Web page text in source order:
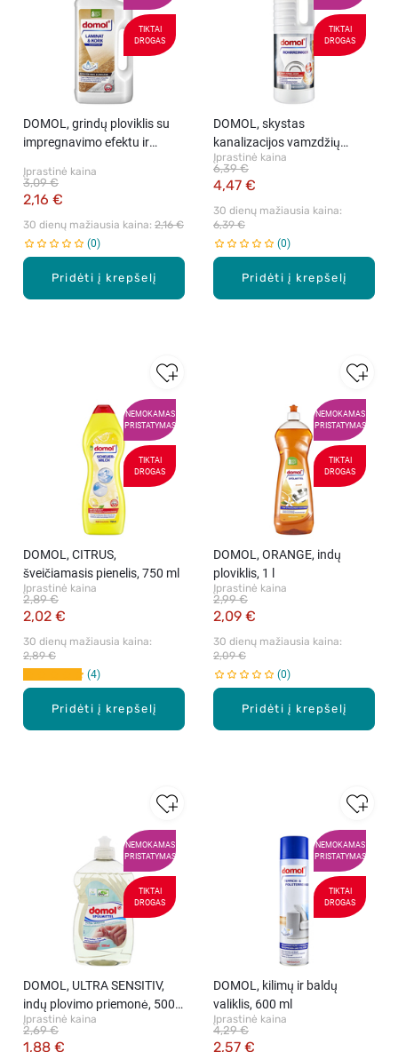
TIKTAI
DROGAS
Pridėti į krepšelį
DOMOL, grindų ploviklis su
impregnavimo efektu ir
Įprastinė kaina
2,16 €
3,09 €
30 dienų mažiausia kaina: 2,16 €
0
TIKTAI
DROGAS
Pridėti į krepšelį
DOMOL, skystas
kanalizacijos vamzdžių
valiklis, 1 l
Įprastinė kaina
4,47 €
6,39 €
30 dienų mažiausia kaina:
6,39 €
0
NEMOKAMAS
PRISTATYMAS
TIKTAI
DROGAS
Pridėti į krepšelį
DOMOL, CITRUS,
šveičiamasis pienelis, 750 ml
Įprastinė kaina
2,02 €
2,89 €
30 dienų mažiausia kaina:
2,89 €
4
NEMOKAMAS
PRISTATYMAS
TIKTAI
DROGAS
Pridėti į krepšelį
DOMOL, ORANGE, indų
ploviklis, 1 l
Įprastinė kaina
2,09 €
2,99 €
30 dienų mažiausia kaina:
2,09 €
0
NEMOKAMAS
PRISTATYMAS
TIKTAI
DROGAS
DOMOL, ULTRA SENSITIV,
indų plovimo priemonė, 500
ml
Įprastinė kaina
1,88 €
2,69 €
NEMOKAMAS
PRISTATYMAS
TIKTAI
DROGAS
DOMOL, kilimų ir baldų
valiklis, 600 ml
Įprastinė kaina
2,57 €
4,29 €